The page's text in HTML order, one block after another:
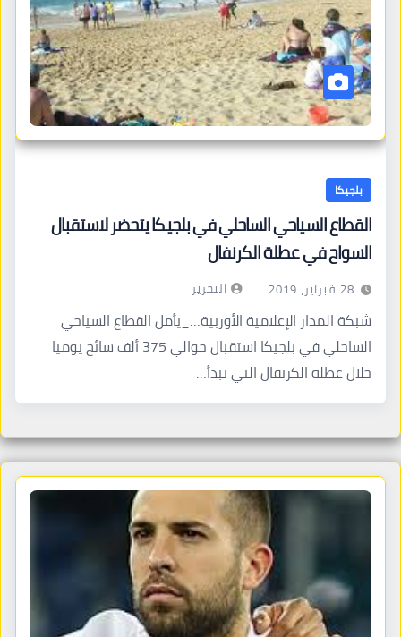
بلجيكا
القطاع السياحي الساحلي في بلجيكا يتحضر لاستقبال
السواح في عطلة الكرنفال
28 فبراير، 2019 التحرير
شبكة المدار الإعلامية الأوربية…_يأمل القطاع السياحي
الساحلي في بلجيكا استقبال حوالي 375 ألف سائح يوميا
خلال عطلة الكرنفال التي تبدأ…